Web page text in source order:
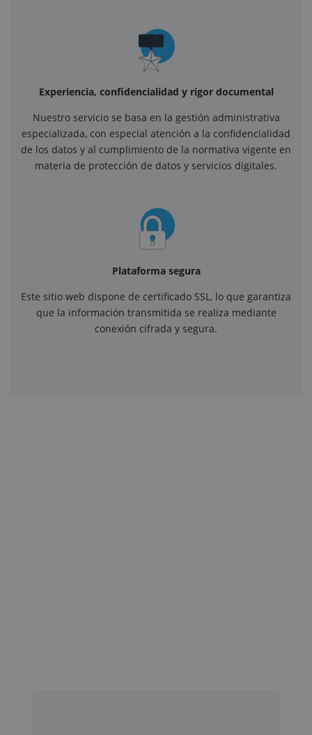
Experiencia, confidencialidad y rigor documental
Nuestro servicio se basa en la gestión administrativa
especializada, con especial atención a la confidencialidad
de los datos y al cumplimiento de la normativa vigente en
materia de protección de datos y servicios digitales.
Plataforma segura
Este sitio web dispone de certificado SSL, lo que garantiza
que la información transmitida se realiza mediante
conexión cifrada y segura.